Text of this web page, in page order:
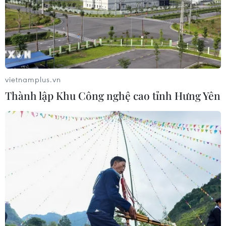
06/08/2026 04:52
Khẩn trường khám nghiệm
hiện trường, điều tra nguyên nhân
vụ cháy chợ Biên Hòa
06/08/2026 04:37
Pháp mở các điểm tắm sông
phục vụ người dân trong mùa Hè
nắng nóng
06/08/2026 03:02
Bất chấp nắng nóng kỷ lục, du khách
châu Á vẫn đổ sang châu Âu
05/08/2026 23:27
vietnamplus.vn
Thành lập Khu Công nghệ cao tỉnh Hưng Yên